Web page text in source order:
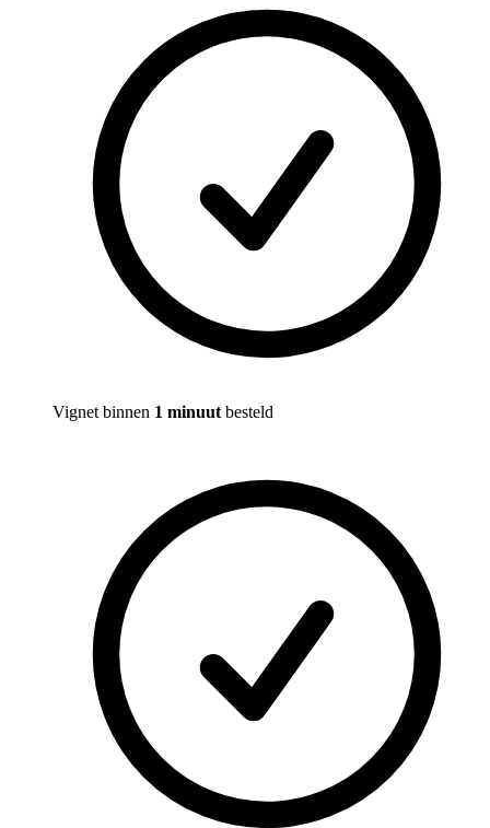
Vignet binnen 1 minuut besteld